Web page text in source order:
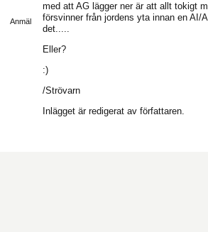
Anmäl
med att AG lägger ner är att allt tokigt
försvinner från jordens yta innan en AI/
det.....
Eller?
:)
/Strövarn
Inlägget är redigerat av författaren.